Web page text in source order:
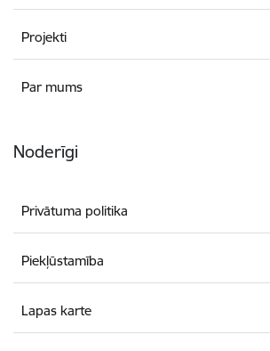
Projekti
Par mums
Noderīgi
Privātuma politika
Piekļūstamība
Lapas karte